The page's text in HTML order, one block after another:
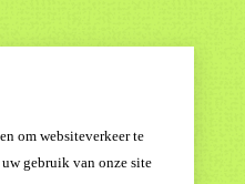
om websiteverkeer te
gebruik van onze site